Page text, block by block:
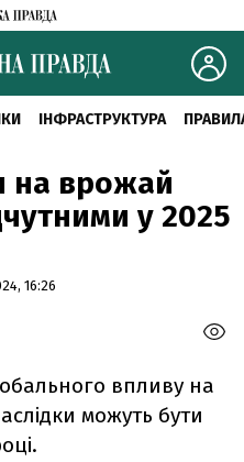
ІНФРАСТРУКТУРА
на врожай
у 2025
16:26
впливу на
можуть бути